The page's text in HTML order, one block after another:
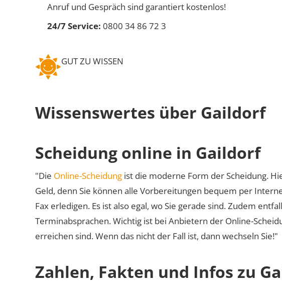
Anruf und Gespräch sind garantiert kostenlos!
24/7 Service: 0800 34 86 72 3
GUT ZU WISSEN
Wissenswertes über Gaildorf
Scheidung online in Gaildorf
"Die Online-Scheidung ist die moderne Form der Scheidung.
Geld, denn Sie können alle Vorbereitungen bequem per
Fax erledigen. Es ist also egal, wo Sie gerade sind. Zudem
Terminabsprachen. Wichtig ist bei Anbietern der Online-
erreichen sind. Wenn das nicht der Fall ist, dann wechseln Sie!"
Zahlen, Fakten und Infos zu